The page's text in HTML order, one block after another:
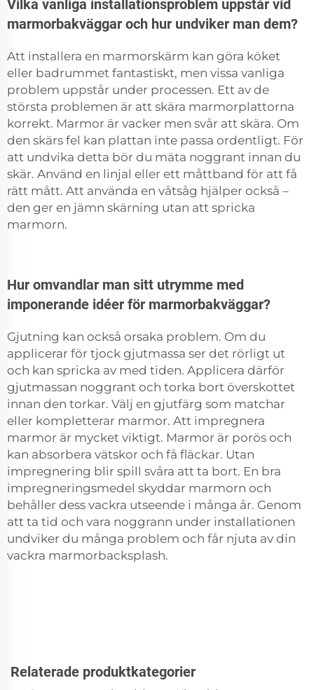
Vilka vanliga installationsproblem uppstår vid
marmorbakväggar och hur undviker man dem?
Att installera en marmorskärm kan göra köket
eller badrummet fantastiskt, men vissa vanliga
problem uppstår under processen. Ett av de
största problemen är att skära marmorplattorna
korrekt. Marmor är vacker men svår att skära. Om
den skärs fel kan plattan inte passa ordentligt. För
att undvika detta bör du mäta noggrant innan du
skär. Använd en linjal eller ett måttband för att få
rätt mått. Att använda en våtsåg hjälper också –
den ger en jämn skärning utan att spricka
marmorn.
Hur omvandlar man sitt utrymme med
imponerande idéer för marmorbakväggar?
Gjutning kan också orsaka problem. Om du
applicerar för tjock gjutmassa ser det rörligt ut
och kan spricka av med tiden. Applicera därför
gjutmassan noggrant och torka bort överskottet
innan den torkar. Välj en gjutfärg som matchar
eller kompletterar marmor. Att impregnera
marmor är mycket viktigt. Marmor är porös och
kan absorbera vätskor och få fläckar. Utan
impregnering blir spill svåra att ta bort. En bra
impregneringsmedel skyddar marmorn och
behåller dess vackra utseende i många år. Genom
att ta tid och vara noggrann under installationen
undviker du många problem och får njuta av din
vackra marmorbacksplash.
Relaterade produktkategorier